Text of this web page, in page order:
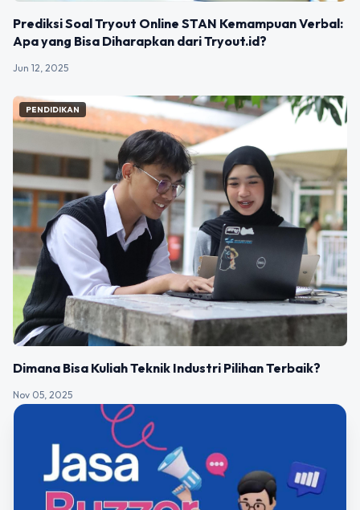
Prediksi Soal Tryout Online STAN Kemampuan Verbal:
Apa yang Bisa Diharapkan dari Tryout.id?
Jun 12, 2025
PENDIDIKAN
Dimana Bisa Kuliah Teknik Industri Pilihan Terbaik?
Nov 05, 2025